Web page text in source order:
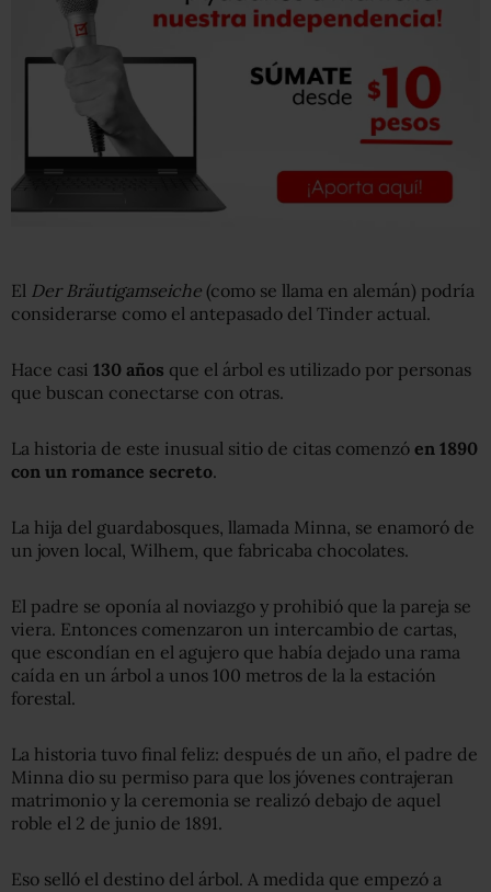
El Der Bräutigamseiche (como se llama en alemán) podría
considerarse como el antepasado del Tinder actual.
Hace casi 130 años que el árbol es utilizado por personas
que buscan conectarse con otras.
La historia de este inusual sitio de citas comenzó en 1890
con un romance secreto.
La hija del guardabosques, llamada Minna, se enamoró de
un joven local, Wilhem, que fabricaba chocolates.
El padre se oponía al noviazgo y prohibió que la pareja se
viera. Entonces comenzaron un intercambio de cartas,
que escondían en el agujero que había dejado una rama
caída en un árbol a unos 100 metros de la la estación
forestal.
La historia tuvo final feliz: después de un año, el padre de
Minna dio su permiso para que los jóvenes contrajeran
matrimonio y la ceremonia se realizó debajo de aquel
roble el 2 de junio de 1891.
Eso selló el destino del árbol. A medida que empezó a